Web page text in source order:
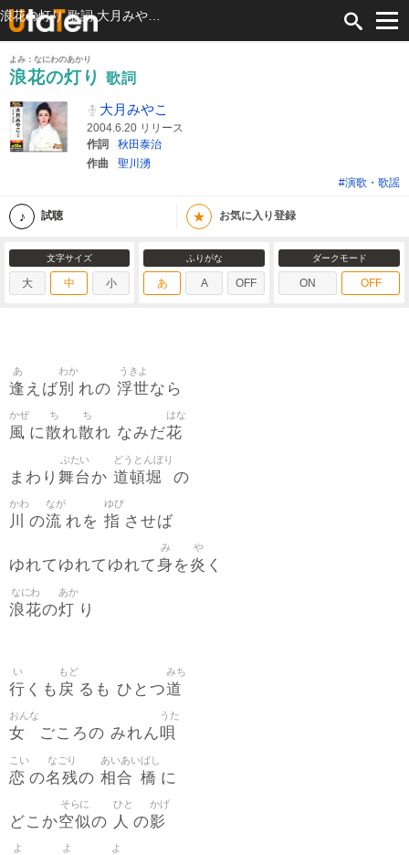
よみ：なにわのあかり
浪花の灯り
歌詞
大月みやこ
2004.6.20 リリース
作詞
秋田泰治
作曲
聖川湧
#演歌・歌謡
試聴 ★ お気に入り登録
文字サイズ
大 中 小
ふりがな
あ A OFF
ダークモード
ON OFF
逢
あ
えば別
わか
れの 浮世
うきよ
なら
風
かぜ
に散
ち
れ散
ち
れ なみだ花
はな
まわり 舞台
ぶたい
か 道頓堀
どうとんぼり
の
川
かわ
の流
なが
れを 指
ゆび
させば
ゆれてゆれてゆれて身
み
を炎
や
く
浪花
なにわ
の灯
あか
り
行
い
くも 戻
もど
るも ひとつ道
みち
女
おんな
ごころの みれん唄
うた
恋
こい
の名残
なごり
の 相合
あいあい
橋
ばし
に
どこか空似
そらに
の 人
ひと
の影
かげ
よ よ よ